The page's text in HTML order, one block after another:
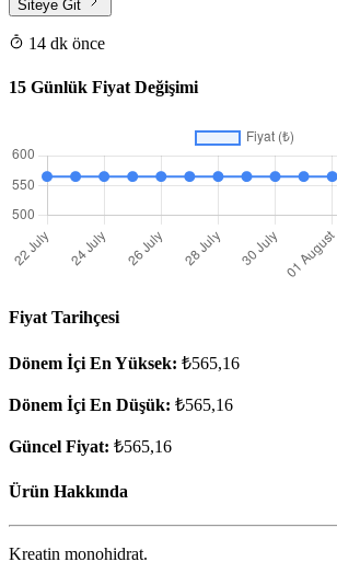
Siteye Git
14 dk önce
15 Günlük Fiyat Değişimi
Fiyat Tarihçesi
Dönem İçi En Yüksek: ₺565,16
Dönem İçi En Düşük: ₺565,16
Güncel Fiyat: ₺565,16
Ürün Hakkında
Kreatin monohidrat.